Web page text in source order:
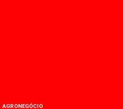
AGRONEGÓCIO